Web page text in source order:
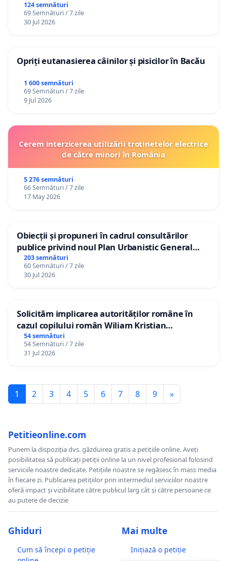
124 semnături
69 Semnături / 7 zile
30 Jul 2026
Opriți eutanasierea câinilor și pisicilor în Bacău
1 600 semnături
69 Semnături / 7 zile
9 Jul 2026
Cerem interzicerea utilizării trotinetelor electrice
de către minori în România
5 276 semnături
66 Semnături / 7 zile
17 May 2026
Obiecții și propuneri în cadrul consultărilor
publice privind noul Plan Urbanistic General
(PUG) Ialoveni
203 semnături
60 Semnături / 7 zile
30 Jul 2026
Solicităm implicarea autorităților române în
cazul copilului român Wiliam Kristian
Gheorghe, aflat în plasament în Danemarca de
12 ani
54 semnături
54 Semnături / 7 zile
31 Jul 2026
1 2 3 4 5 6 7 8 9 »
Petitieonline.com
Punem la dispoziția dvs. găzduirea gratis a petițiile online. Aveți
posibilitatea să publicați petiții online la un nivel profesional folosind
serviciile noastre dedicate. Petițiile noastre se regăsesc în mass media
în fiecare zi. Publicarea petițiilor prin intermediul serviciilor noastre
oferă impact și vizibilitate către publicul larg cât și către persoane ce
au putere de decizie
Ghiduri
Cum să începi o petiție
Mai multe
Inițiază o petiție